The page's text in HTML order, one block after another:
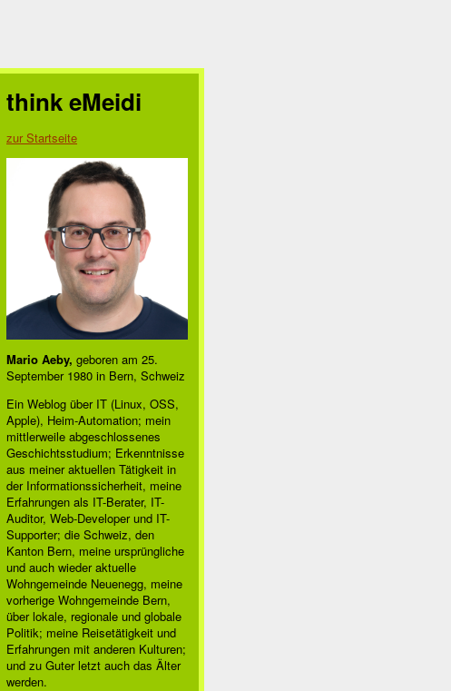
think eMeidi
zur Startseite
Mario Aeby, geboren am 25.
September 1980 in Bern, Schweiz
Ein Weblog über IT (Linux, OSS,
Apple), Heim-Automation; mein
mittlerweile abgeschlossenes
Geschichtsstudium; Erkenntnisse
aus meiner aktuellen Tätigkeit in
der Informationssicherheit, meine
Erfahrungen als IT-Berater, IT-
Auditor, Web-Developer und IT-
Supporter; die Schweiz, den
Kanton Bern, meine ursprüngliche
und auch wieder aktuelle
Wohngemeinde Neuenegg, meine
vorherige Wohngemeinde Bern,
über lokale, regionale und globale
Politik; meine Reisetätigkeit und
Erfahrungen mit anderen Kulturen;
und zu Guter letzt auch das Älter
werden.